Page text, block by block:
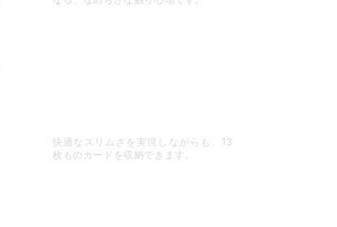
快適なスリムさを実現しながらも、13
枚ものカードを収納できます。